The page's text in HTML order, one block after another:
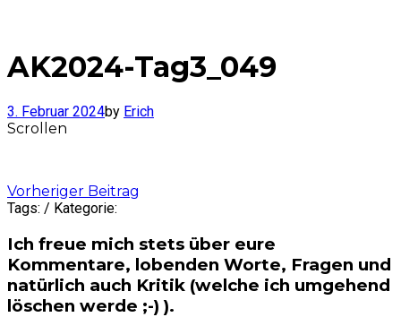
AK2024-Tag3_049
3. Februar 2024by Erich
Scrollen
Post
navigation
Vorheriger Beitrag
Tags: / Kategorie:
Ich freue mich stets über eure
Kommentare, lobenden Worte, Fragen und
natürlich auch Kritik (welche ich umgehend
löschen werde ;-) ).